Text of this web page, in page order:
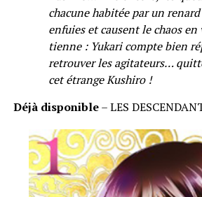
chacune habitée par un
enfuies et causent le chaos en
tienne : Yukari compte bien
retrouver les agitateurs…
cet étrange Kushiro !
Déjà disponible– LES